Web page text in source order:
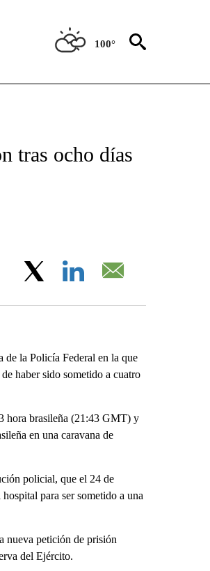
100°
ON "CNN - SPANISH".
tras ocho días
Facebook
de la Policía Federal en la que
haber sido sometido a cuatro
hora brasileña (21:43 GMT) y
en una caravana de
policial, que el 24 de
para ser sometido a una
nueva petición de prisión
del Ejército.